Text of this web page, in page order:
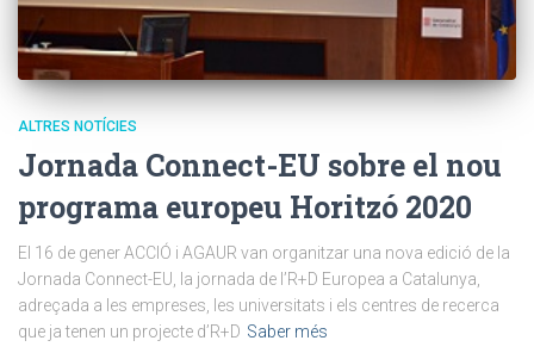
ALTRES NOTÍCIES
Jornada Connect-EU sobre el nou
programa europeu Horitzó 2020
El 16 de gener ACCIÓ i AGAUR van organitzar una nova edició de la
Jornada Connect-EU, la jornada de l’R+D Europea a Catalunya,
adreçada a les empreses, les universitats i els centres de recerca
que ja tenen un projecte d’R+D Saber més